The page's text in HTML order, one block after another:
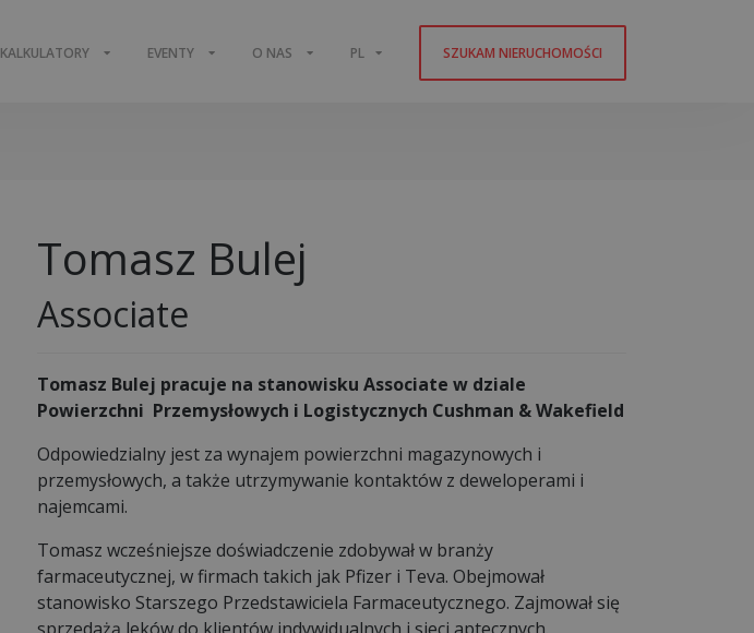
KALKULATORY EVENTY O NAS PL SZUKAM NIERUCHOMOŚCI
Tomasz Bulej
Associate
Tomasz Bulej pracuje na stanowisku Associate w dziale
Powierzchni Przemysłowych i Logistycznych Cushman & Wakefield
Odpowiedzialny jest za wynajem powierzchni magazynowych i
przemysłowych, a także utrzymywanie kontaktów z deweloperami i
najemcami.
Tomasz wcześniejsze doświadczenie zdobywał w branży
farmaceutycznej, w firmach takich jak Pfizer i Teva. Obejmował
stanowisko Starszego Przedstawiciela Farmaceutycznego. Zajmował się